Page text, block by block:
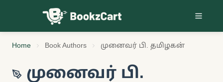
Skip to content
Home Book Authors முனைவர் பி. தமிழகன்
முனைவர் பி.